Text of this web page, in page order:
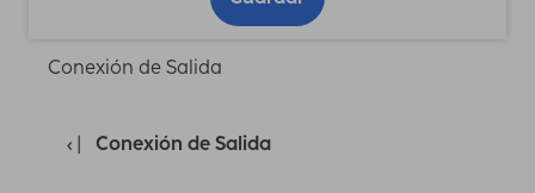
Conexión de Salida
Conexión de Salida